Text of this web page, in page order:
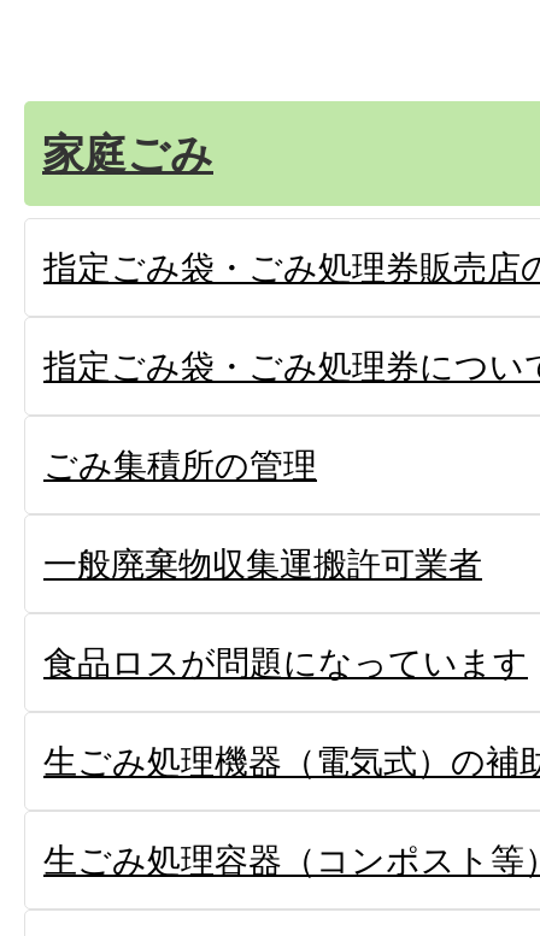
家庭ごみ
指定ごみ袋・ごみ処理券販売店
指定ごみ袋・ごみ処理券につい
ごみ集積所の管理
一般廃棄物収集運搬許可業者
食品ロスが問題になっています
生ごみ処理機器（電気式）の補
生ごみ処理容器（コンポスト等